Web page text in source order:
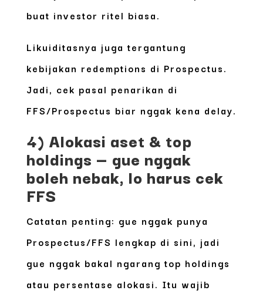
buat investor ritel biasa.
Likuiditasnya juga tergantung
kebijakan redemptions di Prospectus.
Jadi, cek pasal penarikan di
FFS/Prospectus biar nggak kena delay.
4) Alokasi aset & top
holdings — gue nggak
boleh nebak, lo harus cek
FFS
Catatan penting: gue nggak punya
Prospectus/FFS lengkap di sini, jadi
gue nggak bakal ngarang top holdings
atau persentase alokasi. Itu wajib